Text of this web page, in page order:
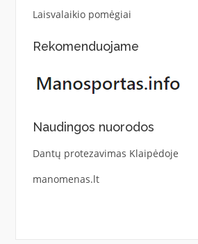
Laisvalaikio pomėgiai
Rekomenduojame
Naudingos nuorodos
Dantų protezavimas Klaipėdoje
manomenas.lt